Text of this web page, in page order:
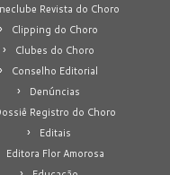
Revista do Choro
Clipping do Choro
Clubes do Choro
Conselho Editorial
Denúncias
Registro do Choro
Editais
Editora Flor Amorosa